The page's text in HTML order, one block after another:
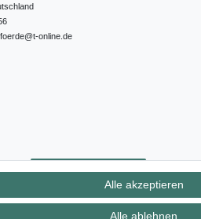
online.de
Vertrag widerrufen Kontakt
Alle akzeptieren
Alle ablehnen